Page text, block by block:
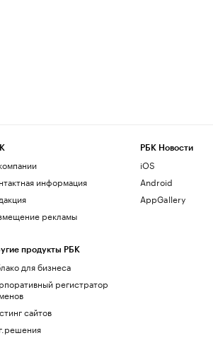
информация
рекламы
продукты РБК
для бизнеса
регистратор
сайтов
РБК Новости
iOS
Android
AppGallery